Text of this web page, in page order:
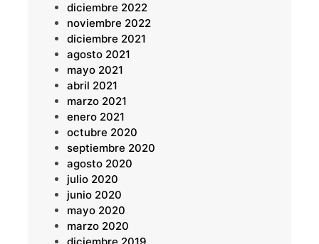
diciembre 2022
noviembre 2022
diciembre 2021
agosto 2021
mayo 2021
abril 2021
marzo 2021
enero 2021
octubre 2020
septiembre 2020
agosto 2020
julio 2020
junio 2020
mayo 2020
marzo 2020